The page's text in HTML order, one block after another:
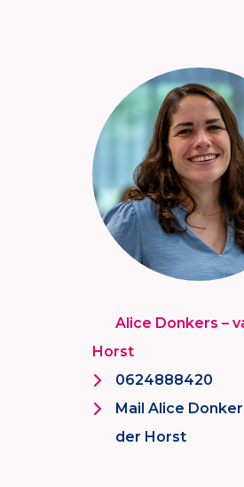
Alice Donkers –
Horst
0624888420
Mail Alice
der Horst